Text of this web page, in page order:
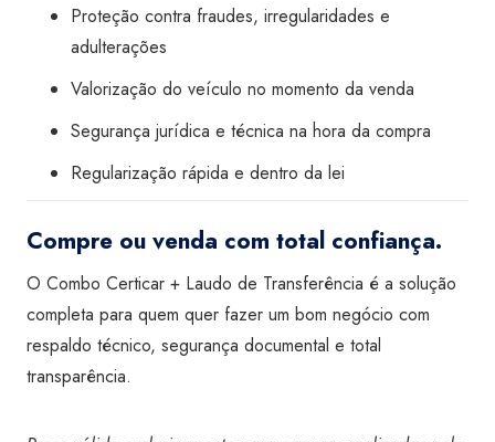
Proteção contra fraudes, irregularidades e
adulterações
Valorização do veículo no momento da venda
Segurança jurídica e técnica na hora da compra
Regularização rápida e dentro da lei
Compre ou venda com total confiança.
O Combo Certicar + Laudo de Transferência é a solução
completa para quem quer fazer um bom negócio com
respaldo técnico, segurança documental e total
transparência.